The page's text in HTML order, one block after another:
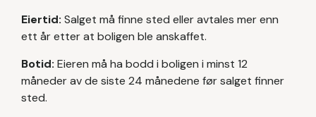
Eiertid: Salget må finne sted eller avtales mer enn
ett år etter at boligen ble anskaffet.
Botid: Eieren må ha bodd i boligen i minst 12
måneder av de siste 24 månedene før salget finner
sted.